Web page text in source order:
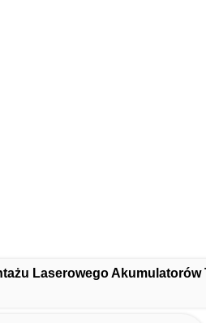
Laserowego Akumulatorów